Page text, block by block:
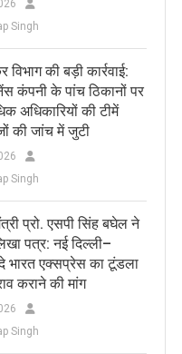
Singh
की बड़ी कार्रवाई:
कंपनी के पांच ठिकानों पर
अधिकारियों की टीमें
की जांच में जुटी
Singh
प्रो. एसपी सिंह बघेल ने
पत्र: नई दिल्ली–
भारत एक्सप्रेस का टूंडला
कराने की मांग
Singh